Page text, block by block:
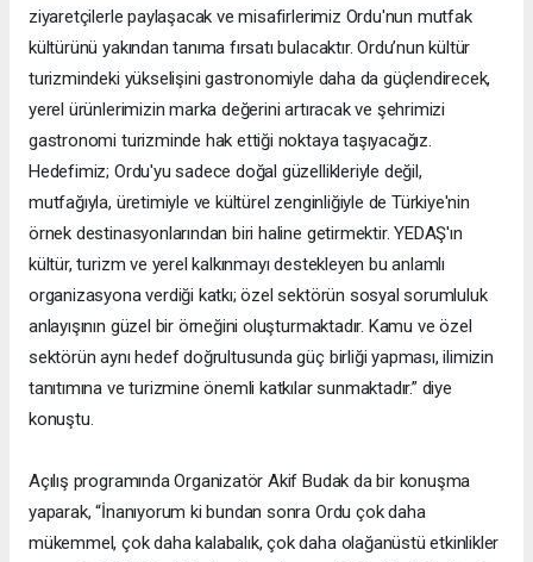
ziyaretçilerle paylaşacak ve misafirlerimiz Ordu'nun mutfak
kültürünü yakından tanıma fırsatı bulacaktır. Ordu’nun kültür
turizmindeki yükselişini gastronomiyle daha da güçlendirecek,
yerel ürünlerimizin marka değerini artıracak ve şehrimizi
gastronomi turizminde hak ettiği noktaya taşıyacağız.
Hedefimiz; Ordu'yu sadece doğal güzellikleriyle değil,
mutfağıyla, üretimiyle ve kültürel zenginliğiyle de Türkiye'nin
örnek destinasyonlarından biri haline getirmektir. YEDAŞ'ın
kültür, turizm ve yerel kalkınmayı destekleyen bu anlamlı
organizasyona verdiği katkı; özel sektörün sosyal sorumluluk
anlayışının güzel bir örneğini oluşturmaktadır. Kamu ve özel
sektörün aynı hedef doğrultusunda güç birliği yapması, ilimizin
tanıtımına ve turizmine önemli katkılar sunmaktadır.” diye
konuştu.
Açılış programında Organizatör Akif Budak da bir konuşma
yaparak, “İnanıyorum ki bundan sonra Ordu çok daha
mükemmel, çok daha kalabalık, çok daha olağanüstü etkinlikler